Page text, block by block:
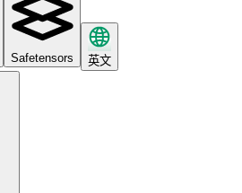
Safetensors 英文